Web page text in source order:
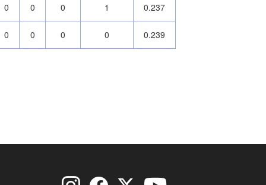
0 0 0 1 0.237
0 0 0 0 0.239